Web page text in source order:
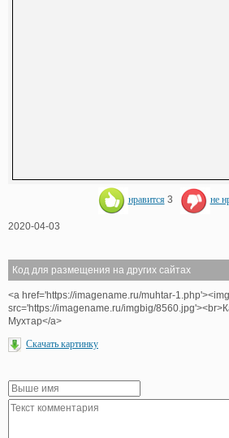
нравится 3 не
2020-04-03
Код для размещения на других сайтах
<a href='https://imagename.ru/muhtar-1.php'><img
src='https://imagename.ru/imgbig/
Мухтар</a>
Скачать картинку